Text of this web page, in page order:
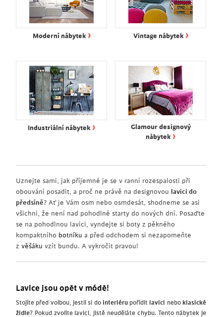
Moderní nábytek › Vintage nábytek ›
Industriální nábytek ›
Glamour designový
nábytek ›
Uznejte sami, jak příjemné je se v ranní rozespalosti při
obouvání posadit, a proč ne právě na designovou lavici do
předsíně? Ať je Vám osm nebo osmdesát, shodneme se asi
všichni, že není nad pohodlné starty do nových dní. Posaďte
se na pohodlnou lavici, vyndejte si boty z pěkného
kompaktního botníku a před odchodem si nezapomeňte
z věšáku vzít bundu. A vykročit pravou!
Lavice jsou opět v módě!
Stojíte před volbou, jestli si do interiérupořídit lavici neboklasické
židle? Pokud zvolíte lavici, jistě neuděláte chybu. Tento nábytek je